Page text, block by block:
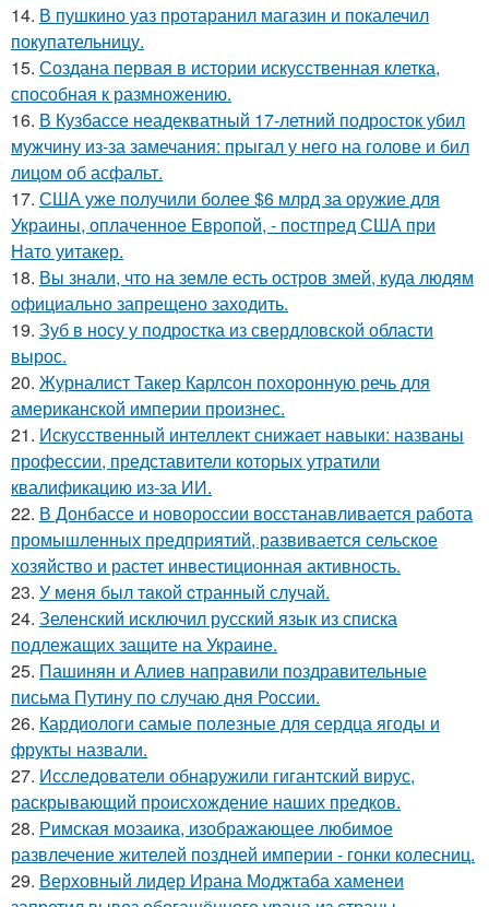
14. В пушкино уаз протаранил магазин и покалечил
покупательницу.
15. Создана первая в истории искусственная клетка,
способная к размножению.
16. В Кузбассе неадекватный 17-летний подросток убил
мужчину из-за замечания: прыгал у него на голове и бил
лицом об асфальт.
17. США уже получили более $6 млрд за оружие для
Украины, оплаченное Европой, - постпред США при
Нато уитакер.
18. Вы знали, что на земле есть остров змей, куда людям
официально запрещено заходить.
19. Зуб в носу у подростка из свердловской области
вырос.
20. Журналист Такер Карлсон похоронную речь для
американской империи произнес.
21. Искусственный интеллект снижает навыки: названы
профессии, представители которых утратили
квалификацию из-за ИИ.
22. В Донбассе и новороссии восстанавливается работа
промышленных предприятий, развивается сельское
хозяйство и растет инвестиционная активность.
23. У мeня был тaкой cтранный слyчай.
24. Зеленский исключил русский язык из списка
подлежащих защите на Украине.
25. Пашинян и Алиев направили поздравительные
письма Путину по случаю дня России.
26. Кардиологи самые полезные для сердца ягоды и
фрукты назвали.
27. Исследователи обнаружили гигантский вирус,
раскрывающий происхождение наших предков.
28. Римская мозаика, изображающее любимое
развлечение жителей поздней империи - гонки колесниц.
29. Верховный лидер Ирана Моджтаба хаменеи